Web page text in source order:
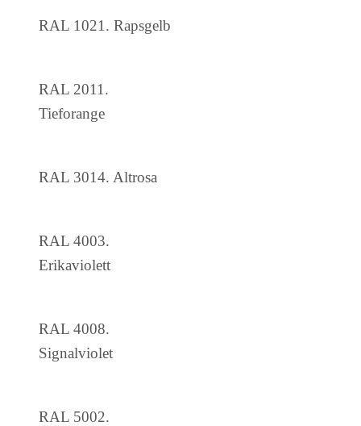
RAL 1021. Rapsgelb
RAL 2011.
Tieforange
RAL 3014. Altrosa
RAL 4003.
Erikaviolett
RAL 4008.
Signalviolet
RAL 5002.